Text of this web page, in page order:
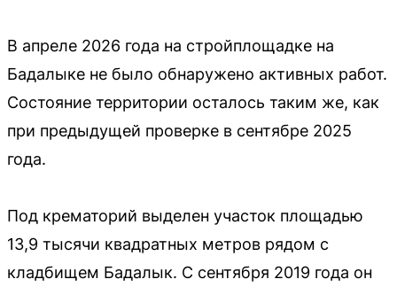
В апреле 2026 года на стройплощадке на
Бадалыке не было обнаружено активных работ.
Состояние территории осталось таким же, как
при предыдущей проверке в сентябре 2025
года.
Под крематорий выделен участок площадью
13,9 тысячи квадратных метров рядом с
кладбищем Бадалык. С сентября 2019 года он